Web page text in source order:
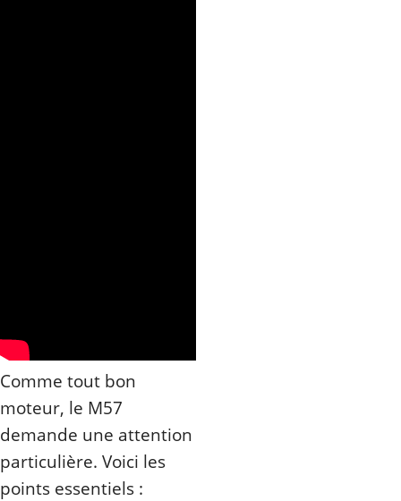
Comme tout bon
moteur, le M57
demande une attention
particulière. Voici les
points essentiels :